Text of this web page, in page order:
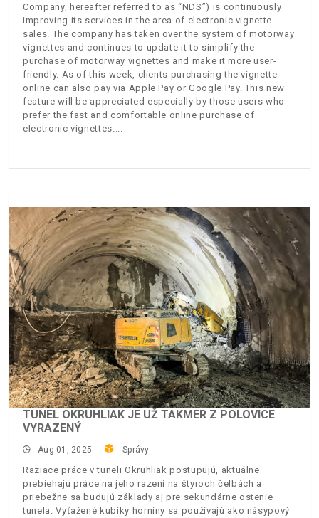
Company, hereafter referred to as “NDS”) is continuously
improving its services in the area of electronic vignette
sales. The company has taken over the system of motorway
vignettes and continues to update it to simplify the
purchase of motorway vignettes and make it more user-
friendly. As of this week, clients purchasing the vignette
online can also pay via Apple Pay or Google Pay. This new
feature will be appreciated especially by those users who
prefer the fast and comfortable online purchase of
electronic vignettes.
TUNEL OKRUHLIAK JE UŽ TAKMER Z POLOVICE
VYRAZENÝ
Aug 01, 2025 Správy
Raziace práce v tuneli Okruhliak postupujú, aktuálne
prebiehajú práce na jeho razení na štyroch čelbách a
priebežne sa budujú základy aj pre sekundárne ostenie
tunela. Vyťažené kubíky horniny sa používajú ako násypový